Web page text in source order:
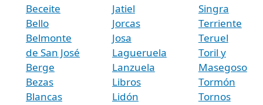
Beceite
Bello
Belmonte
de San José
Berge
Bezas
Blancas
Jatiel
Jorcas
Josa
Lagueruela
Lanzuela
Libros
Lidón
Singra
Terriente
Teruel
Toril y
Masegoso
Tormón
Tornos